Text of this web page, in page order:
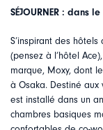
SÉJOURNER : dans
S’inspirant des
(pensez à l’hôtel
marque, Moxy, dont
à Osaka. Destiné aux
est installé dans un
chambres basiques